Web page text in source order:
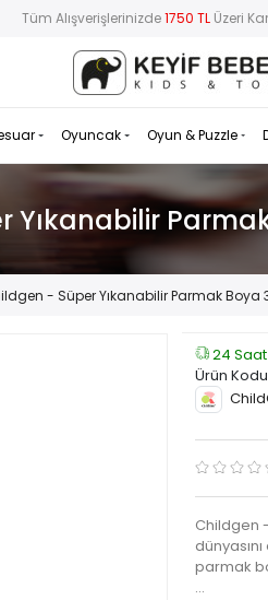
Tüm Alışverişlerinizde1750 TL Üzeri
Oyuncak Oyun & Puzzle
Yıkanabilir
- Süper Yıkanabilir Parmak Boya
24
Ürün Kodu
Childgen
parmak
…